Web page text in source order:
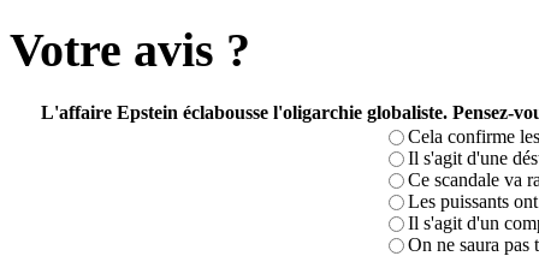
Votre avis ?
L'affaire Epstein éclabousse l'oligarchie globaliste. Pensez-
Cela confirme
Il s'agit d'une
Ce scandale va
Les puissants
Il s'agit d'un
On ne saura pas